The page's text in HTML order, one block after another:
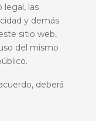
legal, las
y demás
sitio web,
del mismo
deberá